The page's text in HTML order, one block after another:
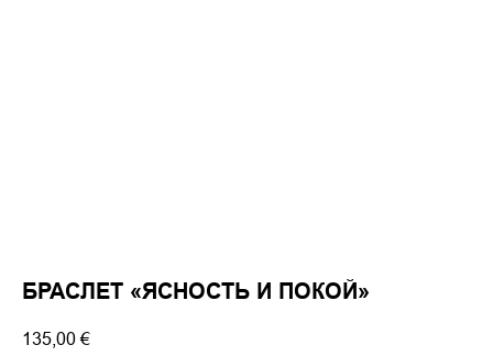
БРАСЛЕТ «ЯСНОСТЬ И ПОКОЙ»
135,00 €